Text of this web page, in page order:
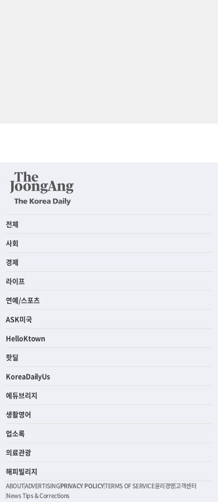
전체
사회
경제
라이프
연예/스포츠
ASK미국
HelloKtown
핫딜
KoreaDailyUs
에듀브리지
생활영어
업소록
의료관광
해피빌리지
ABOUTADVERTISINGPRIVACY POLICYTERMS OF SERVICE윤리경영고객센터
News Tips & Corrections